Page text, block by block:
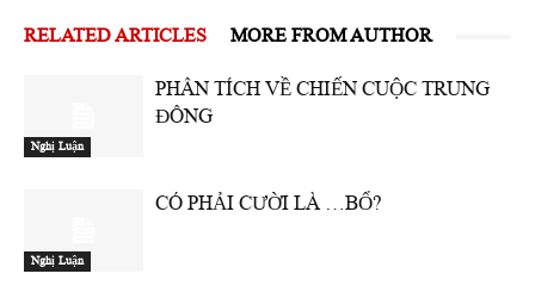
RELATED ARTICLES MORE FROM AUTHOR
Nghị Luận
PHÂN TÍCH VỀ CHIẾN CUỘC TRUNG
ĐÔNG
Nghị Luận
CÓ PHẢI CƯỜI LÀ …BỔ?